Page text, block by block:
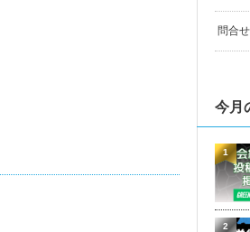
問合せ
今月
1
2